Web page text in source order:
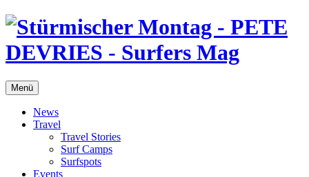
Menü
News
Travel
Travel Stories
Surf Camps
Surfspots
Events